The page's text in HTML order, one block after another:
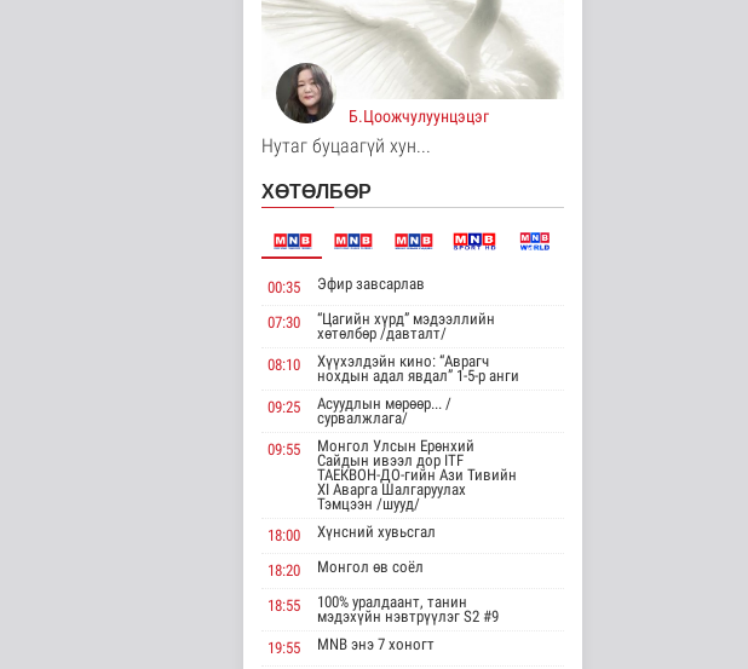
11 цаг 19 минутын өмнө
Цагааннуур суманд 23
мянга гаруй га талбайд
Нийгэм
11 цаг 24 минутын өмнө
Нийгэм
ЦАГ АГААР:
Улаанбаатарт өдөртөө
26 хэм дулаан
Байгаль орчин
12 цаг 38 минутын өмнө
Монгол Улсын Төрийн
дуулал
Энтертайнмент
15 цаг 53 минутын өмнө
"Цагийн хүрд"
/2026.08.08/
Нийгэм
2026-08-08 19:59
Б.Цоожчулуунцэцэг
Нутаг буцаагүй хун...
ХӨТӨЛБӨР
00:35 Эфир завсарлав
07:30
“Цагийн хүрд” мэдээллийн
хөтөлбөр /давталт/
08:10
Хүүхэлдэйн кино: “Аврагч
нохдын адал явдал” 1-5-р анги
09:25
Асуудлын мөрөөр... /
сурвалжлага/
09:55
Монгол Улсын Ерөнхий
Сайдын ивээл дор ITF
ТАЕКВОН-ДО-гийн Ази Тивийн
XI Аварга Шалгаруулах
Тэмцээн /шууд/
18:00
Хүнсний хувьсгал
18:20 Монгол өв соёл
18:55
100% уралдаант, танин
мэдэхүйн нэвтрүүлэг S2 #9
19:55
MNB энэ 7 хоногт